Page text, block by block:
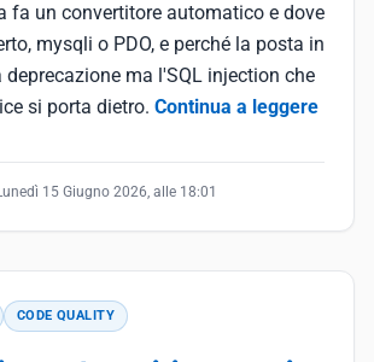
fa un convertitore automatico e dove
mysqli o PDO, e perché la posta in
deprecazione ma l'SQL injection che
si porta dietro. Continua a leggere
15 Giugno 2026, alle 18:01
CODE QUALITY